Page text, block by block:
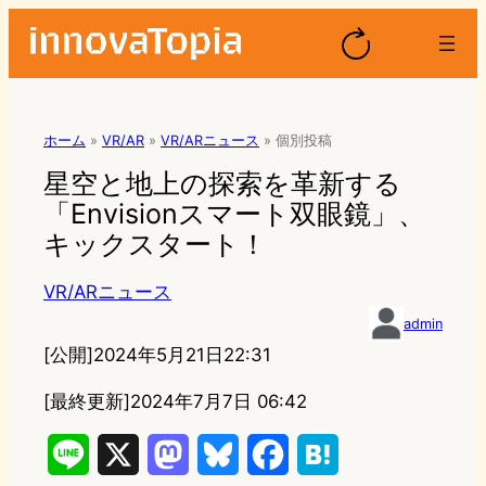
ホーム » VR/AR » VR/ARニュース » 個別投稿
星空と地上の探索を革新する
「Envisionスマート双眼鏡」、
キックスタート！
VR/ARニュース
admin
[公開]2024年5月21日22:31
[最終更新]2024年7月7日 06:42